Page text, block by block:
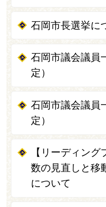
石岡市長選挙に
石岡市議会議員
定）
石岡市議会議員
定）
【リーディン
数の見直しと移
について